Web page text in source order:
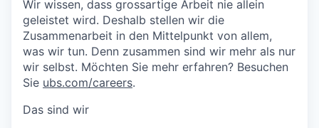
Wir wissen, dass grossartige Arbeit nie allein
geleistet wird. Deshalb stellen wir die
Zusammenarbeit in den Mittelpunkt von allem,
was wir tun. Denn zusammen sind wir mehr als nur
wir selbst. Möchten Sie mehr erfahren? Besuchen
Sie ubs.com/careers.
Das sind wir